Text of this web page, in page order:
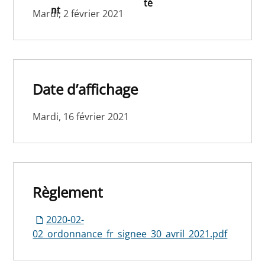
nt
té
Mardi, 2 février 2021
Date d’affichage
Mardi, 16 février 2021
Règlement
2020-02-
02_ordonnance_fr_signee_30_avril_2021.pdf